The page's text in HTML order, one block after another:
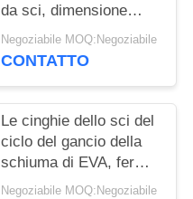
da sci, dimensione
extra delle cinghie con
elastico
Negoziabile MOQ:Negoziabile
CONTATTO
Le cinghie dello sci del
ciclo del gancio della
schiuma di EVA, fermo
attacca il peso leggero
Negoziabile MOQ:Negoziabile